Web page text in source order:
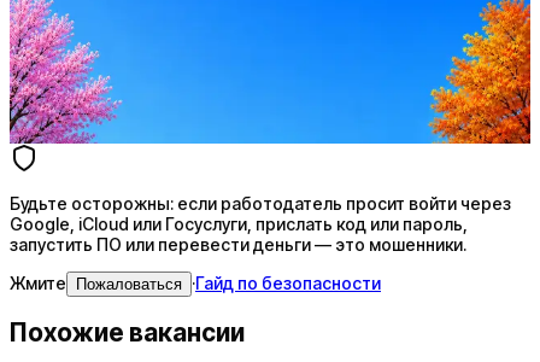
Будьте осторожны: если работодатель просит войти через
Google, iCloud или Госуслуги, прислать код или пароль,
запустить ПО или перевести деньги — это мошенники.
Жмите
Пожаловаться ·Гайд по безопасности
Похожие вакансии